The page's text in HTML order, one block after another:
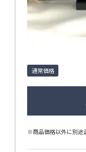
通常価格
※商品価格以外に別途